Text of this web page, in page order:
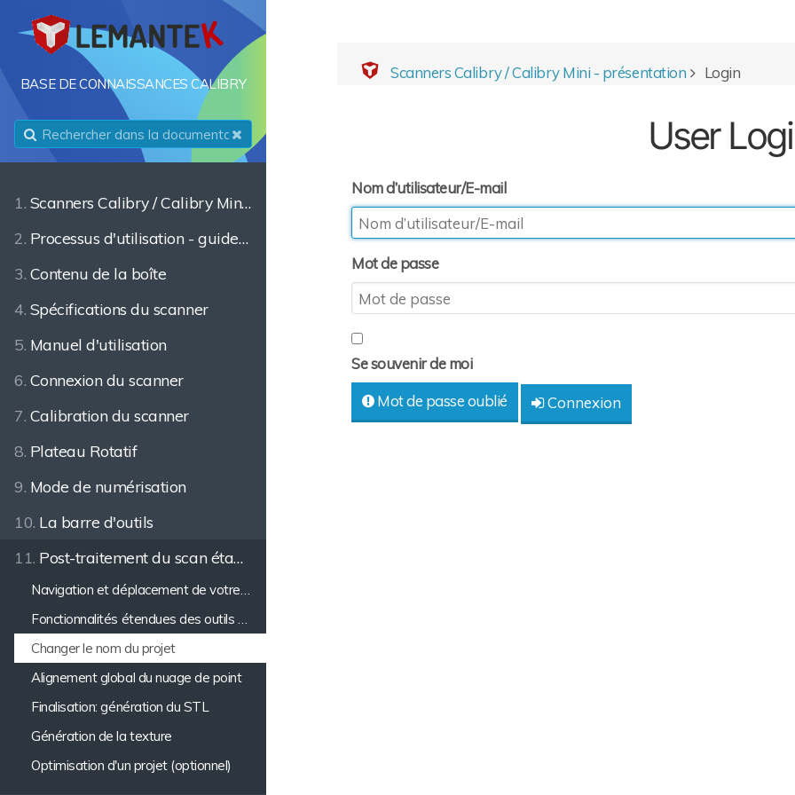
BASE DE CONNAISSANCES CALIBRY
1. Scanners Calibry / Calibry Mini - présentation
2. Processus d'utilisation - guide rapide
3. Contenu de la boîte
4. Spécifications du scanner
5. Manuel d'utilisation
6. Connexion du scanner
7. Calibration du scanner
8. Plateau Rotatif
9. Mode de numérisation
10. La barre d'outils
11. Post-traitement du scan étape par étape
Navigation et déplacement de votre modèle
Fonctionnalités étendues des outils de sélection
Changer le nom du projet
Alignement global du nuage de point
Finalisation: génération du STL
Génération de la texture
Optimisation d'un projet (optionnel)
Scanners Calibry / Calibry Mini - présentation Login
User
Nom d’utilisateur/E-mail
Mot de passe
Se souvenir de moi
Mot de passe oublié
Connexion